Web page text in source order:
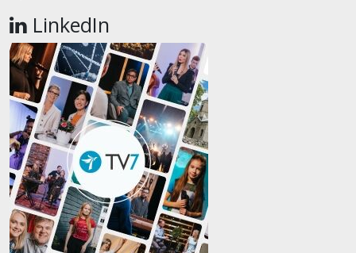
LinkedIn